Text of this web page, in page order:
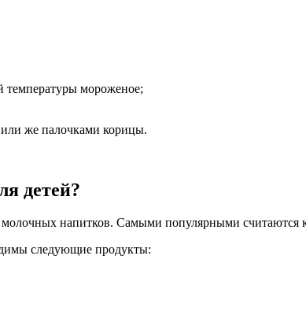
температуры мороженое;
же палочками корицы.
детей?
напитков. Самыми популярными считаются
следующие продукты: